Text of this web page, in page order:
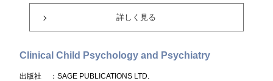
詳しく見る
Clinical Child Psychology and Psychiatry
出版社 ：SAGE PUBLICATIONS LTD.